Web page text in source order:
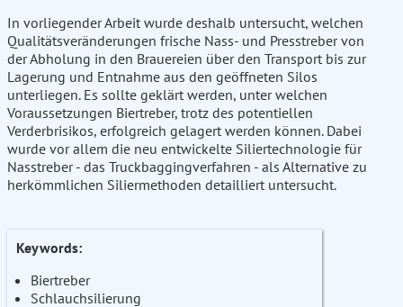
In vorliegender Arbeit wurde deshalb untersucht, welchen
Qualitätsveränderungen frische Nass- und Presstreber von
der Abholung in den Brauereien über den Transport bis zur
Lagerung und Entnahme aus den geöffneten Silos
unterliegen. Es sollte geklärt werden, unter welchen
Voraussetzungen Biertreber, trotz des potentiellen
Verderbrisikos, erfolgreich gelagert werden können. Dabei
wurde vor allem die neu entwickelte Siliertechnologie für
Nasstreber - das Truckbaggingverfahren - als Alternative zu
herkömmlichen Siliermethoden detailliert untersucht.
Keywords:
Biertreber
Schlauchsilierung